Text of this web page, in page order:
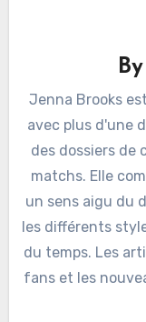
By
Jenna Brooks
avec plus d'une
des dossiers de
matchs. Elle
un sens aigu du
les différents
du temps. Les
fans et les